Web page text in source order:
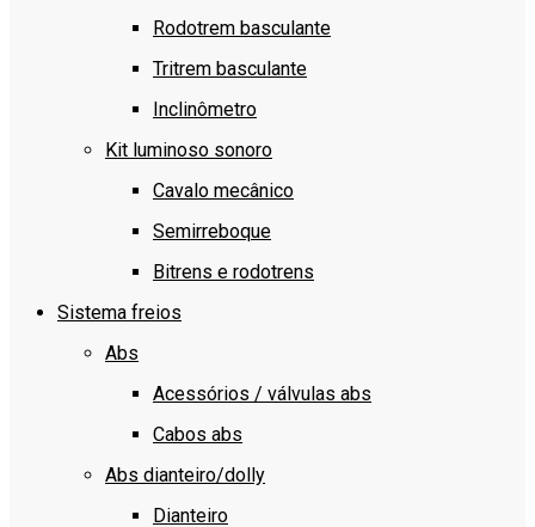
Rodotrem basculante
Tritrem basculante
Inclinômetro
Kit luminoso sonoro
Cavalo mecânico
Semirreboque
Bitrens e rodotrens
Sistema freios
Abs
Acessórios / válvulas abs
Cabos abs
Abs dianteiro/dolly
Dianteiro